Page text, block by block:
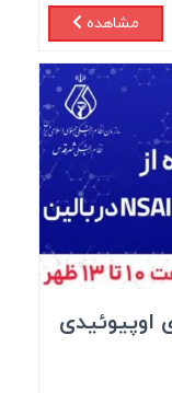
مشاهده
اوپیوئیدی